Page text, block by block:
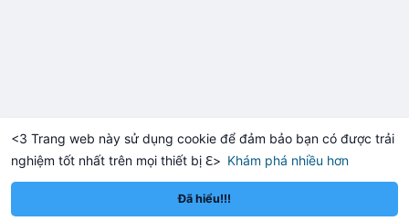
<3 Trang web này sử dụng cookie để đảm bảo bạn có được trải
nghiệm tốt nhất trên mọi thiết bị ℇ> Khám phá nhiều hơn
Đã hiểu!!!
BNB BNB $605.21 +0.14% XRP $1.0316 -0.56%